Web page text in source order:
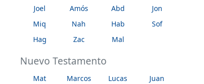
Joel
Amós Abd
Jon
Miq
Nah Hab
Sof
Hag
Zac Mal
Nuevo Testamento
Mat Marcos Lucas
Juan